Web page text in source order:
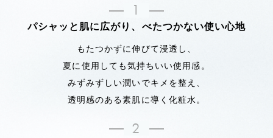
1
パシャッと肌に広がり、べたつかない使い心地
もたつかずに伸びて浸透し、
夏に使用しても気持ちいい使用感。
みずみずしい潤いでキメを整え、
透明感のある素肌に導く化粧水。
2